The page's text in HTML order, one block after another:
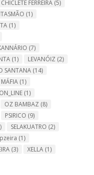
CHICLETE FERREIRA(5)
(1)
(1)
(7)
(1) LEVANÓIZ (2)
SANTANA(14)
(1)
ON_LINE(1)
OZ BAMBAZ (8)
PSIRICO (9)
SELAKUATRO (2)
(1)
(3) XELLA(1)